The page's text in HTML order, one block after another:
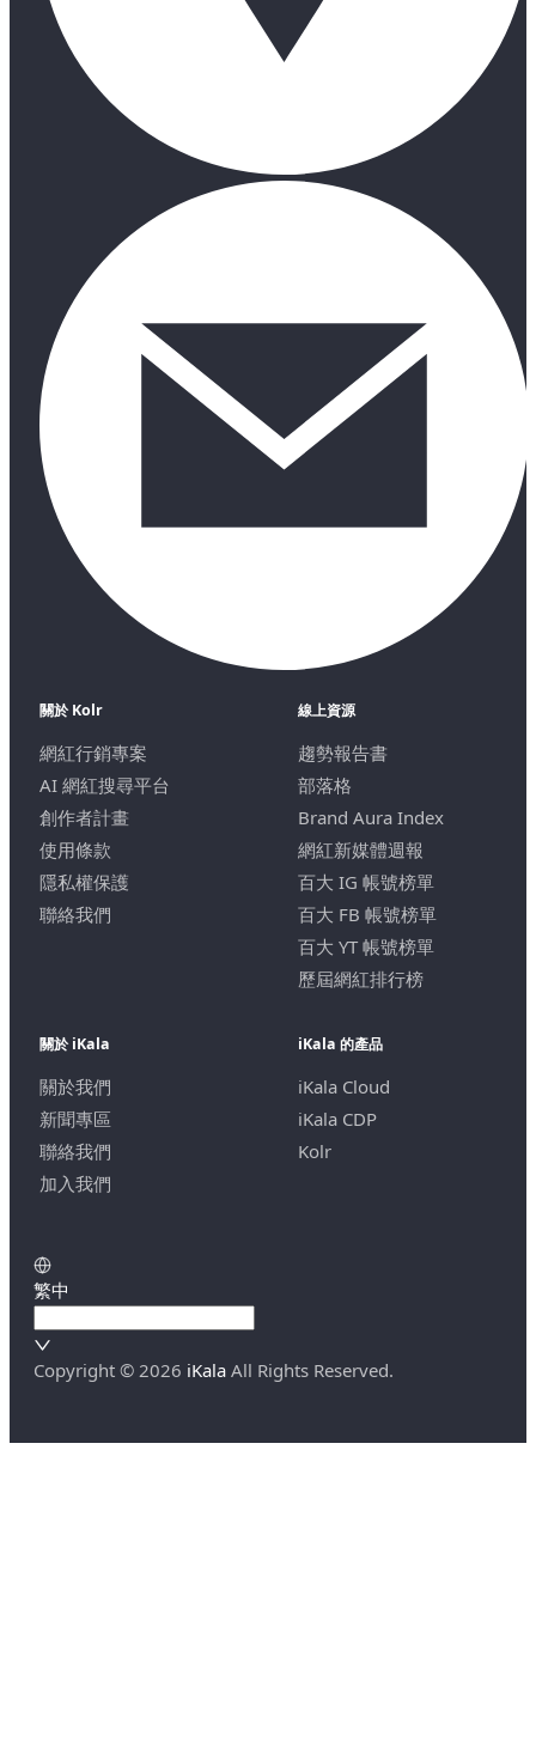
關於 Kolr
網紅行銷專案
AI 網紅搜尋平台
創作者計畫
使用條款
隱私權保護
聯絡我們
線上資源
趨勢報告書
部落格
Brand Aura Index
網紅新媒體週報
百大 IG 帳號榜單
百大 FB 帳號榜單
百大 YT 帳號榜單
歷屆網紅排行榜
關於 iKala
關於我們
新聞專區
聯絡我們
加入我們
iKala 的產品
iKala Cloud
iKala CDP
Kolr
繁中
Copyright © 2026 iKala All Rights Reserved.